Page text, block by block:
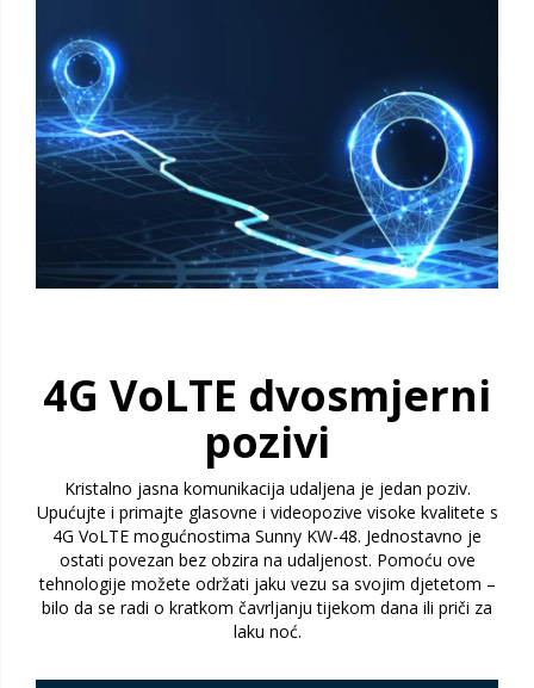
4G VoLTE dvosmjerni
pozivi
Kristalno jasna komunikacija udaljena je jedan poziv.
Upućujte i primajte glasovne i videopozive visoke kvalitete s
4G VoLTE mogućnostima Sunny KW-48. Jednostavno je
ostati povezan bez obzira na udaljenost. Pomoću ove
tehnologije možete održati jaku vezu sa svojim djetetom –
bilo da se radi o kratkom čavrljanju tijekom dana ili priči za
laku noć.